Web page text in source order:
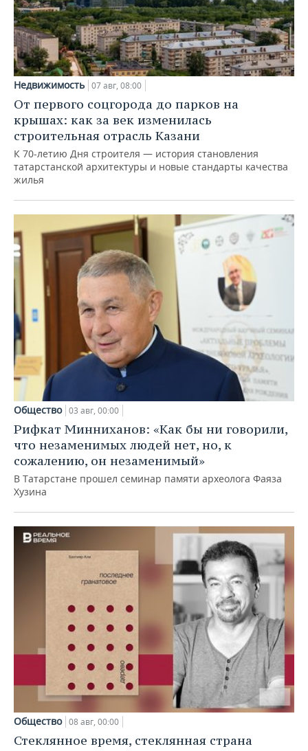
Недвижимость 07 авг, 08:00
От первого соцгорода до парков на
крышах: как за век изменилась
строительная отрасль Казани
К 70-летию Дня строителя — история становления
татарстанской архитектуры и новые стандарты качества
жилья
Общество 03 авг, 00:00
Рифкат Минниханов: «Как бы ни говорили,
что незаменимых людей нет, но, к
сожалению, он незаменимый»
В Татарстане прошел семинар памяти археолога Фаяза
Хузина
Общество 08 авг, 00:00
Стеклянное время, стеклянная страна